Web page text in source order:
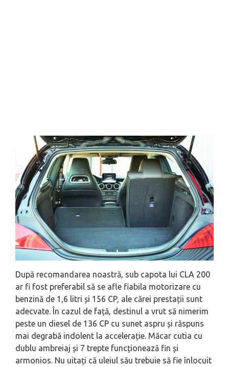
După recomandarea noastră, sub capota lui CLA 200
ar fi fost preferabil să se afle fiabila motorizare cu
benzină de 1,6 litri și 156 CP, ale cărei prestații sunt
adecvate. În cazul de față, destinul a vrut să nimerim
peste un diesel de 136 CP cu sunet aspru și răspuns
mai degrabă indolent la accelerație. Măcar cutia cu
dublu ambreiaj și 7 trepte funcționează fin și
armonios. Nu uitați că uleiul său trebuie să fie înlocuit